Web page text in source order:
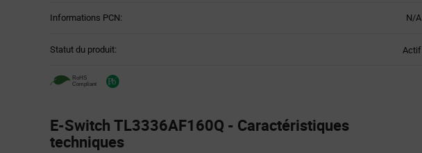
Informations PCN: N/A
Statut du produit: Actif
E-Switch TL3336AF160Q - Caractéristiques
techniques